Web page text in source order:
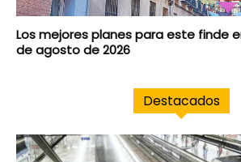
Los mejores planes para este finde
de agosto de 2026
Destacados